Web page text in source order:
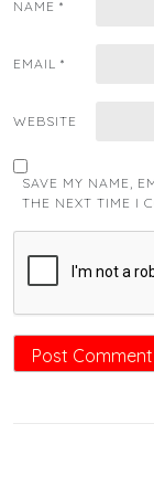
NAME *
EMAIL *
WEBSITE
SAVE MY NAME,
THE NEXT TIME I